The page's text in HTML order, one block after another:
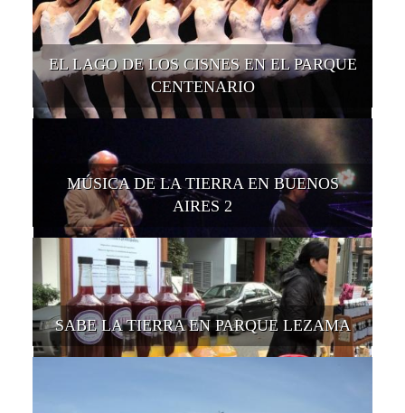
EL LAGO DE LOS CISNES EN EL PARQUE
CENTENARIO
MÚSICA DE LA TIERRA EN BUENOS
AIRES 2
SABE LA TIERRA EN PARQUE LEZAMA